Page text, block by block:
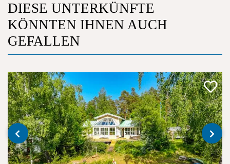
DIESE UNTERKÜNFTE
KÖNNTEN IHNEN AUCH
GEFALLEN
‹ ›